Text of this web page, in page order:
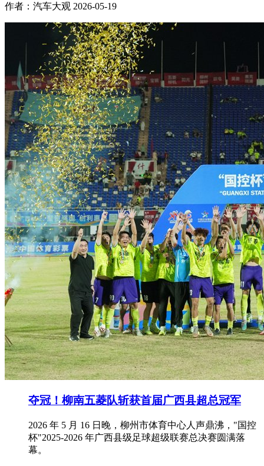
作者：汽车大观 2026-05-19
夺冠！柳南五菱队斩获首届广西县超总冠军
2026 年 5 月 16 日晚，柳州市体育中心人声鼎沸，"国控
杯"2025-2026 年广西县级足球超级联赛总决赛圆满落
幕。